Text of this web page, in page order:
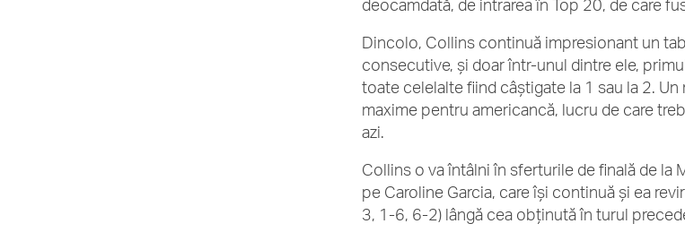
deocamdată, de intrarea în Top 20, de care
Dincolo, Collins continuă impresionant un
consecutive, și doar într-unul dintre ele,
toate celelalte fiind câștigate la 1 sau la 2.
maxime pentru americancă, lucru de care
azi.
Collins o va întâlni în sferturile de finală de la
pe Caroline Garcia, care își continuă și ea
3, 1-6, 6-2) lângă cea obținută în turul